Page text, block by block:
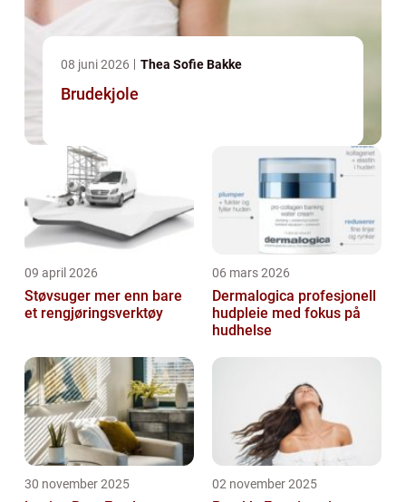
08 juni 2026 Thea Sofie Bakke
Brudekjole
09 april 2026
Støvsuger mer enn bare
et rengjøringsverktøy
06 mars 2026
Dermalogica profesjonell
hudpleie med fokus på
hudhelse
30 november 2025 02 november 2025